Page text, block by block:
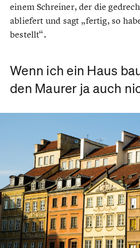
einem Schreiner, der die
abliefert und sagt „fertig, so
bestellt“.
Wenn ich ein Haus
den Maurer ja auch